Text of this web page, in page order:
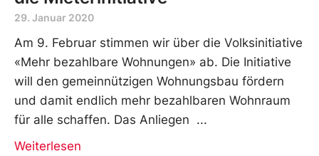
29. Januar 2020
Am 9. Februar stimmen wir über die Volksinitiative
«Mehr bezahlbare Wohnungen» ab. Die Initiative
will den gemeinnützigen Wohnungsbau fördern
und damit endlich mehr bezahlbaren Wohnraum
für alle schaffen. Das Anliegen
Weiterlesen